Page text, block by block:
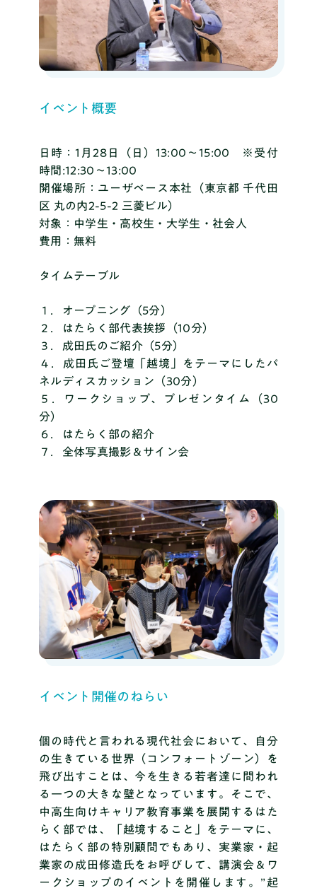
イベント概要
日時：1月28日（日）13:00〜15:00 ※受付
時間:12:30〜13:00
開催場所：ユーザベース本社（東京都 千代田
区 丸の内2-5-2 三菱ビル）
対象：中学生・高校生・大学生・社会人
費用：無料
タイムテーブル
１．オープニング（5分）
２．はたらく部代表挨拶（10分）
３．成田氏のご紹介（5分）
４．成田氏ご登壇「越境」をテーマにしたパ
ネルディスカッション（30分）
５．ワークショップ、プレゼンタイム（30
分）
６．はたらく部の紹介
７．全体写真撮影＆サイン会
イベント開催のねらい
個の時代と言われる現代社会において、自分
の生きている世界（コンフォートゾーン）を
飛び出すことは、今を生きる若者達に問われ
る一つの大きな壁となっています。そこで、
中高生向けキャリア教育事業を展開するはた
らく部では、「越境すること」をテーマに、
はたらく部の特別顧問でもあり、実業家・起
業家の成田修造氏をお呼びして、講演会＆ワ
ークショップのイベントを開催します。”起